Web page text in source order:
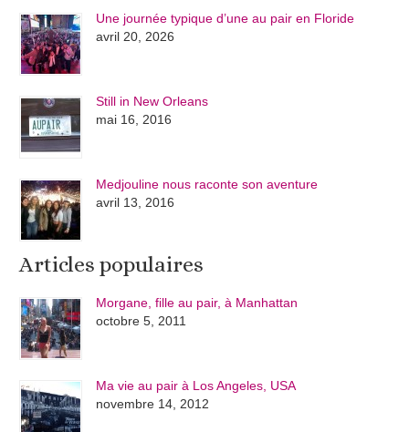
Une journée typique d’une au pair en Floride
avril 20, 2026
Still in New Orleans
mai 16, 2016
Medjouline nous raconte son aventure
avril 13, 2016
Articles populaires
Morgane, fille au pair, à Manhattan
octobre 5, 2011
Ma vie au pair à Los Angeles, USA
novembre 14, 2012